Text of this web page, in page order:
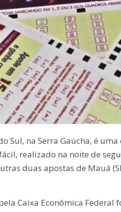
Sul, na Serra Gaúcha, é
realizado na noite de
duas apostas de Mauá
Caixa Econômica Federal